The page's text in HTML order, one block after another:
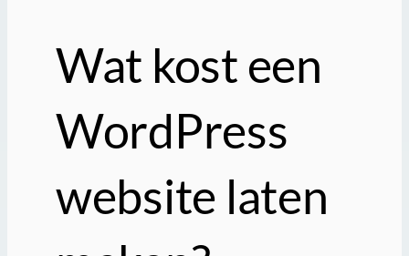
Wat kost een
WordPress
website laten